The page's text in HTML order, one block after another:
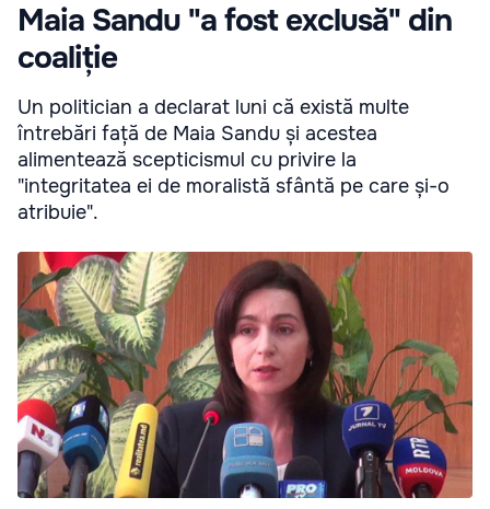
Maia Sandu "a fost exclusă" din
coaliție
Un politician a declarat luni că există multe
întrebări față de Maia Sandu și acestea
alimentează scepticismul cu privire la
"integritatea ei de moralistă sfântă pe care și-o
atribuie".